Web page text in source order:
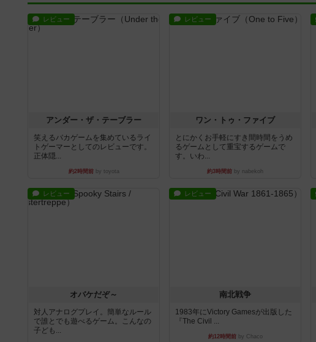
レビュー
アンダー・ザ・テーブラー
笑えるバカゲームを集めているライ
トゲーマーとしてのレビューです。
正体隠...
約2時間前by toyota
レビュー
ワン・トゥ・ファイブ
とにかくお手軽にすき間時間をうめ
るゲームとして重宝するゲームで
す。いわ...
約3時間前 by nabekoh
レビュー
オバケだぞ～
対人アナログプレイ。簡単なルール
で誰とでも遊べるゲーム。こんなの
子ども...
レビュー
南北戦争
1983年にVictory Gamesが出版した
『The Civil ...
約12時間前by Chaco